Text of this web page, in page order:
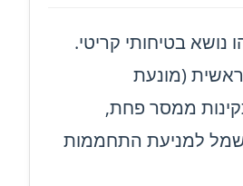
נושא בטיחותי קריטי.
(מונעת
ממסר פחת,
למניעת התחממות